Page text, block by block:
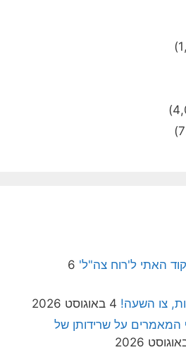
האתי ל'רוח צה"ל' 6
צו השעה! 4 באוגוסט 2026
המאמרים על שרידותן של